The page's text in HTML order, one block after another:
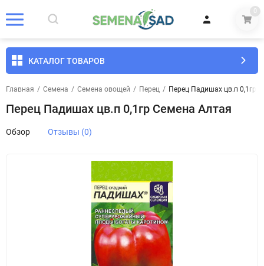
0
КАТАЛОГ ТОВАРОВ
Главная / Семена / Семена овощей / Перец / Перец Падишах цв.п 0,1гр
Перец Падишах цв.п 0,1гр Семена Алтая
Обзор Отзывы (0)